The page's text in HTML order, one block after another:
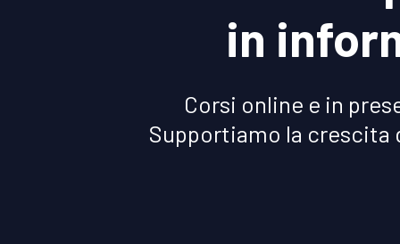
in
Corsi online e in
Supportiamo la crescita